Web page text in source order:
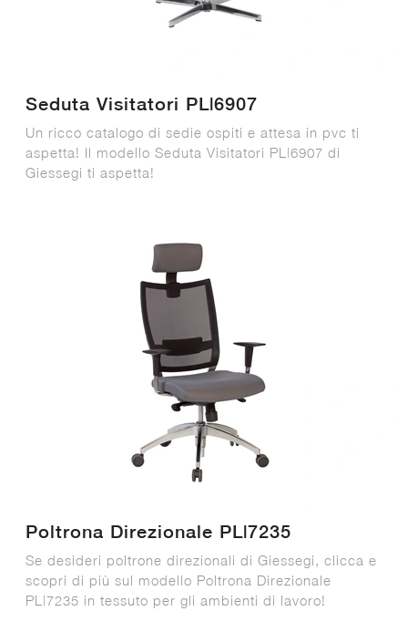
Seduta Visitatori PL|6907
Un ricco catalogo di sedie ospiti e attesa in pvc ti
aspetta! Il modello Seduta Visitatori PL|6907 di
Giessegi ti aspetta!
Poltrona Direzionale PL|7235
Se desideri poltrone direzionali di Giessegi, clicca e
scopri di più sul modello Poltrona Direzionale
PL|7235 in tessuto per gli ambienti di lavoro!